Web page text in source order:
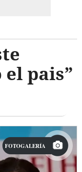
pais”
FOTOGALERÍA